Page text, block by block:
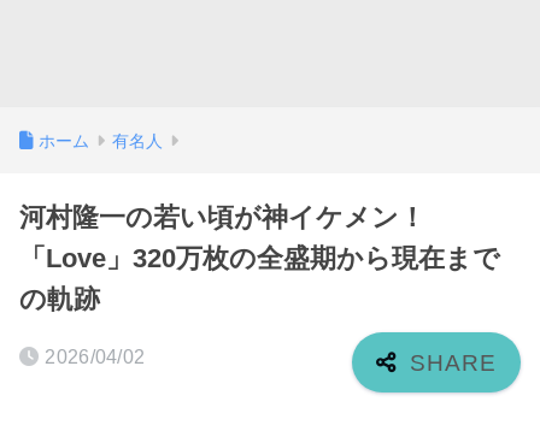
ホーム 有名人
河村隆一の若い頃が神イケメン！
「Love」320万枚の全盛期から現在まで
の軌跡
2026/04/02